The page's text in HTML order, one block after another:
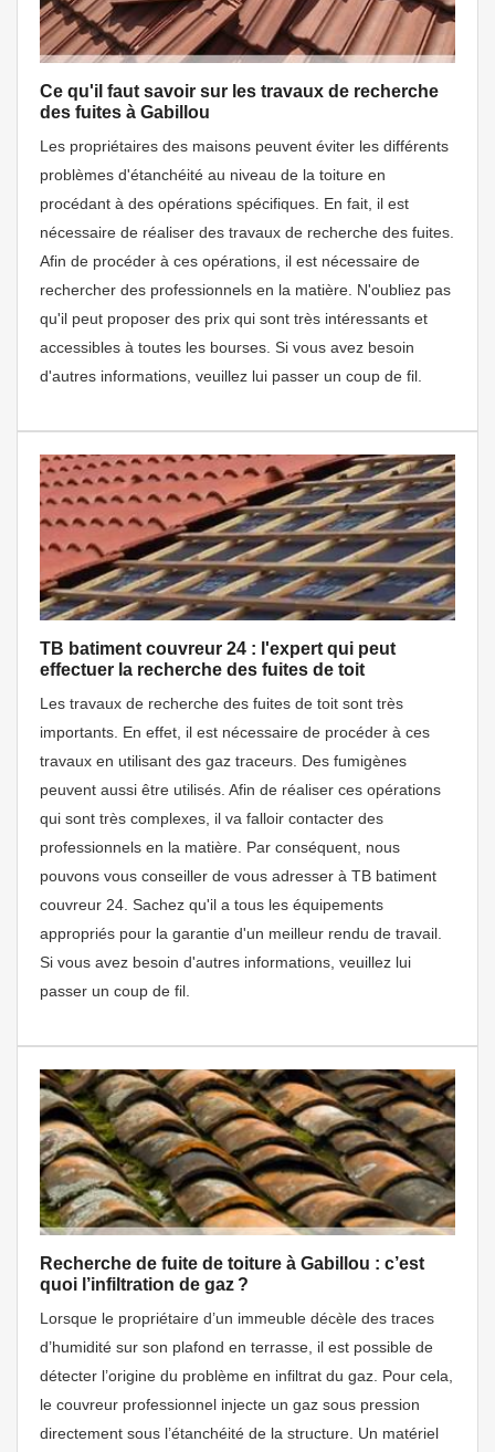
Ce qu'il faut savoir sur les travaux de recherche
des fuites à Gabillou
Les propriétaires des maisons peuvent éviter les différents
problèmes d'étanchéité au niveau de la toiture en
procédant à des opérations spécifiques. En fait, il est
nécessaire de réaliser des travaux de recherche des fuites.
Afin de procéder à ces opérations, il est nécessaire de
rechercher des professionnels en la matière. N'oubliez pas
qu'il peut proposer des prix qui sont très intéressants et
accessibles à toutes les bourses. Si vous avez besoin
d'autres informations, veuillez lui passer un coup de fil.
TB batiment couvreur 24 : l'expert qui peut
effectuer la recherche des fuites de toit
Les travaux de recherche des fuites de toit sont très
importants. En effet, il est nécessaire de procéder à ces
travaux en utilisant des gaz traceurs. Des fumigènes
peuvent aussi être utilisés. Afin de réaliser ces opérations
qui sont très complexes, il va falloir contacter des
professionnels en la matière. Par conséquent, nous
pouvons vous conseiller de vous adresser à TB batiment
couvreur 24. Sachez qu'il a tous les équipements
appropriés pour la garantie d'un meilleur rendu de travail.
Si vous avez besoin d'autres informations, veuillez lui
passer un coup de fil.
Recherche de fuite de toiture à Gabillou : c’est
quoi l’infiltration de gaz ?
Lorsque le propriétaire d’un immeuble décèle des traces
d’humidité sur son plafond en terrasse, il est possible de
détecter l’origine du problème en infiltrat du gaz. Pour cela,
le couvreur professionnel injecte un gaz sous pression
directement sous l’étanchéité de la structure. Un matériel